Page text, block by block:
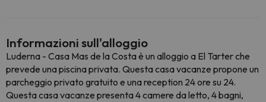
Informazioni sull'alloggio
Luderna - Casa Mas de la Costa è un alloggio a El Tarter che
prevede una piscina privata. Questa casa vacanze propone un
parcheggio privato gratuito e una reception 24 ore su 24.
Questa casa vacanze presenta 4 camere da letto, 4 bagni,